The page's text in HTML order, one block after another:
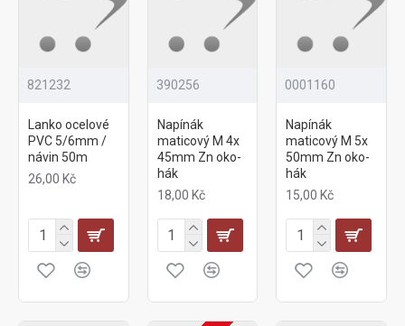
821232
Lanko ocelové
PVC 5/6mm /
návin 50m
26,00 Kč
390256
Napínák
maticový M 4x
45mm Zn oko-
hák
18,00 Kč
0001160
Napínák
maticový M 5x
50mm Zn oko-
hák
15,00 Kč